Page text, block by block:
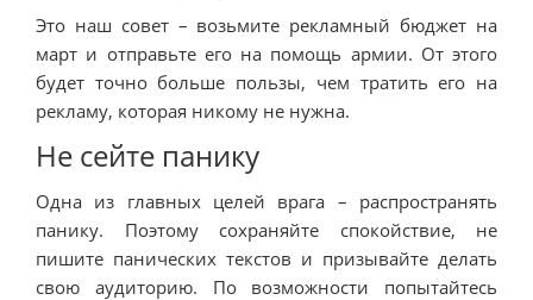
Это наш совет – возьмите рекламный бюджет на
март и отправьте его на помощь армии. От этого
будет точно больше пользы, чем тратить его на
рекламу, которая никому не нужна.
Не сейте панику
Одна из главных целей врага – распространять
панику. Поэтому сохраняйте спокойствие, не
пишите панических текстов и призывайте делать
свою аудиторию. По возможности попытайтесь